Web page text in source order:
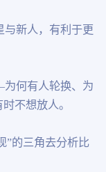
与新人，有利于更
何有人轮换、为
不想放人。
的三角去分析比